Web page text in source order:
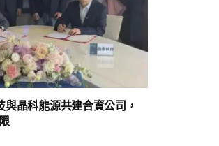
晶科能源共建合資公司，